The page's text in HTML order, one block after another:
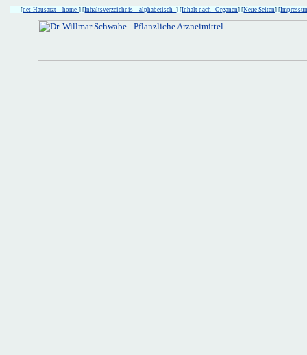
[net-Hausarzt -home-] [Inhaltsverzeichnis - alphabetisch -] [Inhalt nach Organen] [Neue Seiten] [